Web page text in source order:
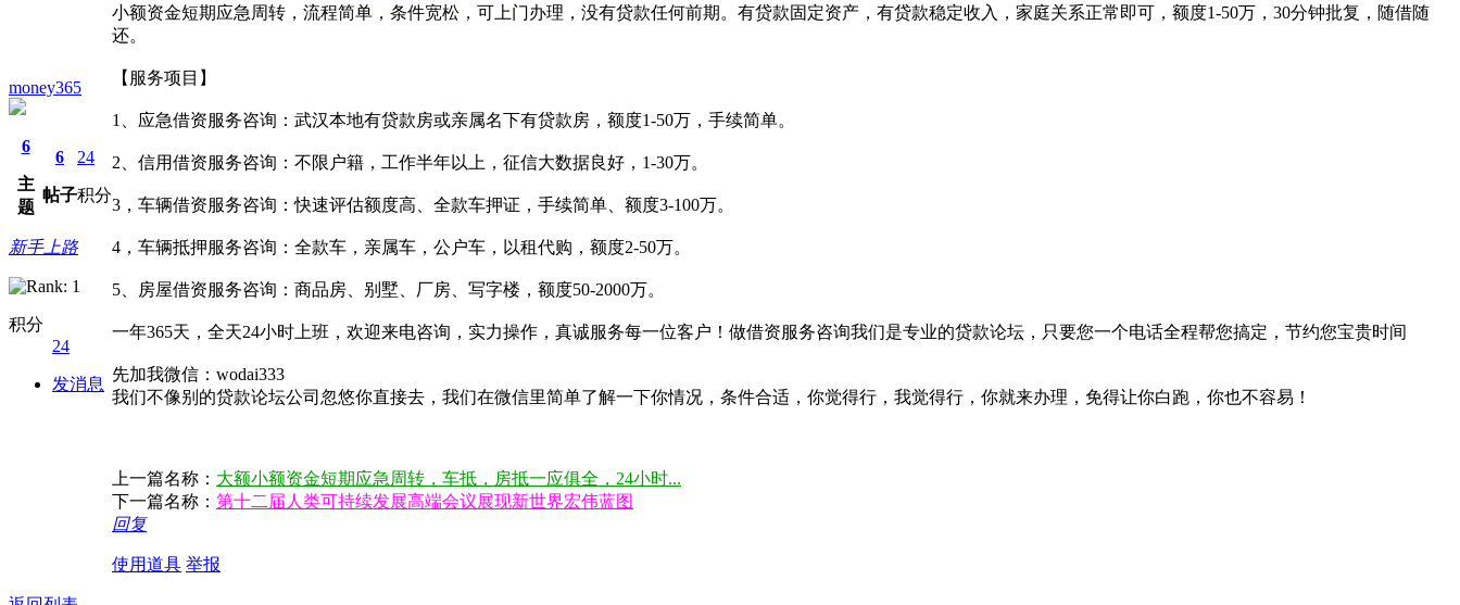
money365
6
主
题
6
帖子
24
积分
新手上路
积分
24
发消息
小额资金短期应急周转，流程简单，条件宽松，可上门办理，没有贷款任何前期。有贷款固定资产，有贷款稳定收入，家庭关系正常即可，额度1-50万，30分钟批复，随借随
还。
【服务项目】
1、应急借资服务咨询：武汉本地有贷款房或亲属名下有贷款房，额度1-50万，手续简单。
2、信用借资服务咨询：不限户籍，工作半年以上，征信大数据良好，1-30万。
3，车辆借资服务咨询：快速评估额度高、全款车押证，手续简单、额度3-100万。
4，车辆抵押服务咨询：全款车，亲属车，公户车，以租代购，额度2-50万。
5、房屋借资服务咨询：商品房、别墅、厂房、写字楼，额度50-2000万。
一年365天，全天24小时上班，欢迎来电咨询，实力操作，真诚服务每一位客户！做借资服务咨询我们是专业的贷款论坛，只要您一个电话全程帮您搞定，节约您宝贵时间
先加我微信：wodai333
我们不像别的贷款论坛公司忽悠你直接去，我们在微信里简单了解一下你情况，条件合适，你觉得行，我觉得行，你就来办理，免得让你白跑，你也不容易！
上一篇名称： 大额小额资金短期应急周转，车抵，房抵一应俱全，24小时...
下一篇名称： 第十二届人类可持续发展高端会议展现新世界宏伟蓝图
回复
使用道具 举报